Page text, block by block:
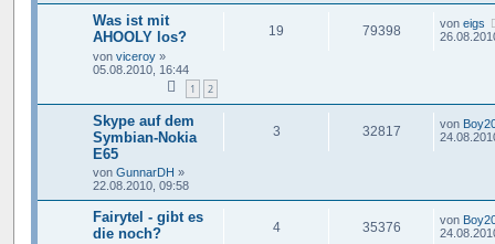
Was ist mit
AHOOLY los?
von viceroy »
05.08.2010, 16:44
1 2
19 79398 von eigs
Skype auf dem
Symbian-Nokia
E65
von GunnarDH »
22.08.2010, 09:58
3 32817 von
Fairytel - gibt es
die noch?
4 35376 von